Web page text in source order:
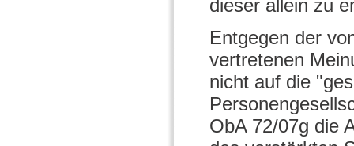
dieser allein zu
Entgegen der
vertretenen
nicht auf die
ObA 72/07g die